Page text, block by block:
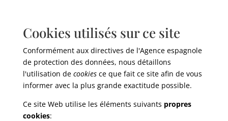
Cookies utilisés sur ce site
Conformément aux directives de l'Agence espagnole
de protection des données, nous détaillons
l'utilisation de cookiesce que fait ce site afin de vous
informer avec la plus grande exactitude possible.
Ce site Web utilise les éléments suivants propres
cookies: